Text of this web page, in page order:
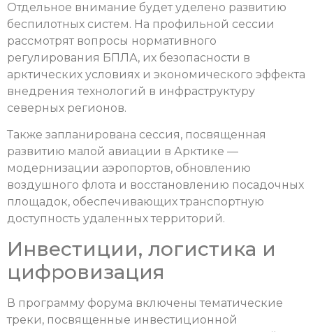
Отдельное внимание будет уделено развитию
беспилотных систем. На профильной сессии
рассмотрят вопросы нормативного
регулирования БПЛА, их безопасности в
арктических условиях и экономического эффекта
внедрения технологий в инфраструктуру
северных регионов.
Также запланирована сессия, посвященная
развитию малой авиации в Арктике —
модернизации аэропортов, обновлению
воздушного флота и восстановлению посадочных
площадок, обеспечивающих транспортную
доступность удаленных территорий.
Инвестиции, логистика и
цифровизация
В программу форума включены тематические
треки, посвященные инвестиционной